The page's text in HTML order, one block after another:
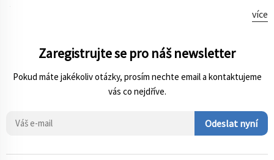
Chomutov
Jablonec Nad Nisou
Mladá Boleslav
Prostějov
Přerov Česká Lípa
více
Zaregistrujte se pro náš newsletter
Pokud máte jakékoliv otázky, prosím nechte email a kontaktujeme
vás co nejdříve.
Odeslat nyní